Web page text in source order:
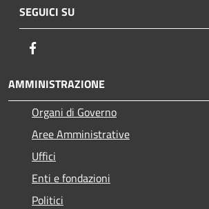
SEGUICI SU
AMMINISTRAZIONE
Organi di Governo
Aree Amministrative
Uffici
Enti e fondazioni
Politici